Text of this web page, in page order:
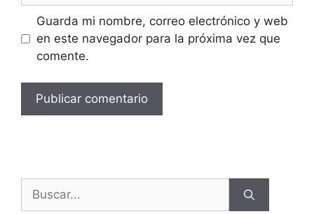
Guarda mi nombre, correo electrónico y web
en este navegador para la próxima vez que
comente.